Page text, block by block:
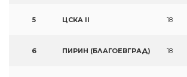
5 ЦСКА II 18
6 ПИРИН (БЛАГОЕВГРАД) 18